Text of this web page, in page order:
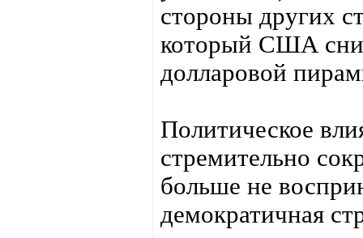
стороны других
который США
долларовой
Политическое
стремительно
больше не
демократичная